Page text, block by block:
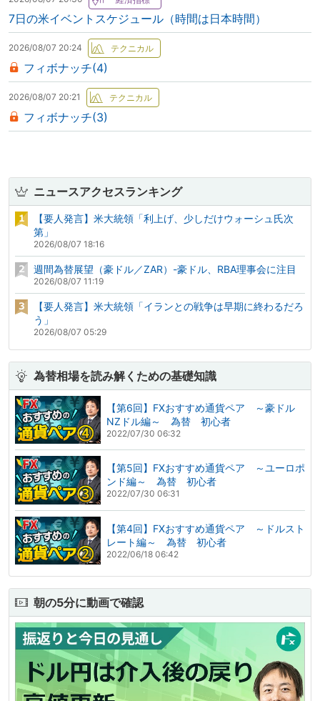
7日の米イベントスケジュール（時間は日本時間）
2026/08/07 20:24
フィボナッチ(4)
2026/08/07 20:21
フィボナッチ(3)
ニュースアクセスランキング
【要人発言】米大統領「利上げ、少しだけウォーシュ氏次
第」
2026/08/07 18:16
週間為替展望（豪ドル／ZAR）-豪ドル、RBA理事会に注目
2026/08/07 11:19
【要人発言】米大統領「イランとの戦争は早期に終わるだろ
う」
2026/08/07 05:29
為替相場を読み解くための基礎知識
【第6回】FXおすすめ通貨ペア ～豪ドル
NZドル編～ 為替 初心者
2022/07/30 06:32
【第5回】FXおすすめ通貨ペア ～ユーロポ
ンド編～ 為替 初心者
2022/07/30 06:31
【第4回】FXおすすめ通貨ペア ～ドルスト
レート編～ 為替 初心者
2022/06/18 06:42
朝の5分に動画で確認